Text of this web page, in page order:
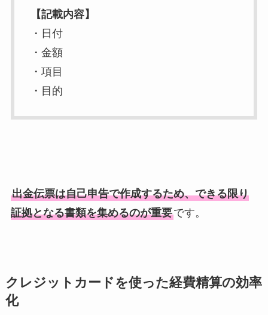
【記載内容】
・日付
・金額
・項目
・目的
出金伝票は自己申告で作成するため、できる限り
証拠となる書類を集めるのが重要です。
クレジットカードを使った経費精算の効率
化